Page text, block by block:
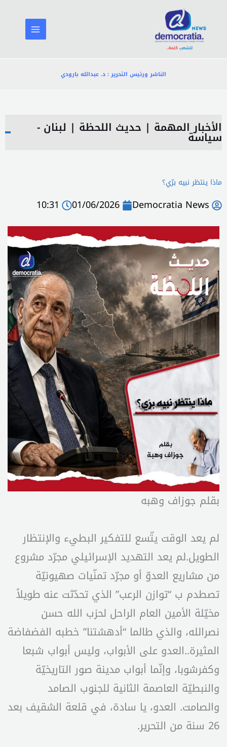
المحتوى
الناشر ورئيس التحرير : د. عبدالله بارودي
الأخبار المهمة | حديث اللحظة | لبنان -
سياسة
ماذا ينتظر نبيه برّي؟
Democratia News
01/06/2026
10:31
بقلم جوزاف وهبه
لم يعد الوقت يتّسع للتفكير البطيء والإنتظار
الطويل.لم يعد التهديد الإسرائيلي مجرّد مشروع
من مشاريع العدوّ أو مجرّد تمنّيات صهيونيّة
تصطدم ب “توازن الرعب” الذي تحدّثت عنه طويلاً
مخيّلة الأمين العام الراحل لحزب الله حسن
نصرالله، والذي طالما “أدهشتنا” خطبه الفضفاضة
المثيرة..العدو على الأبواب، وليس أبواب شبعا
وكفرشوبا، وإنّما أبواب مدينة صور التاريخيّة
والنبطيّة العاصمة الثانية للجنوب الصامد
والصامت. العدو، يا سادة، في قلعة الشقيف بعد
26 سنة من التحرير.